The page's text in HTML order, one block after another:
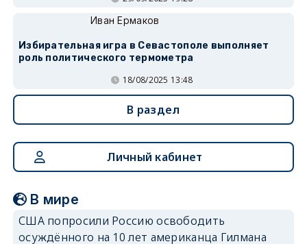
Иван Ермаков
Избирательная игра в Севастополе выполняет
роль политического термометра
18/08/2025 13:48
В раздел
Личный кабинет
В мире
США попросили Россию освободить
осуждённого на 10 лет американца Гилмана